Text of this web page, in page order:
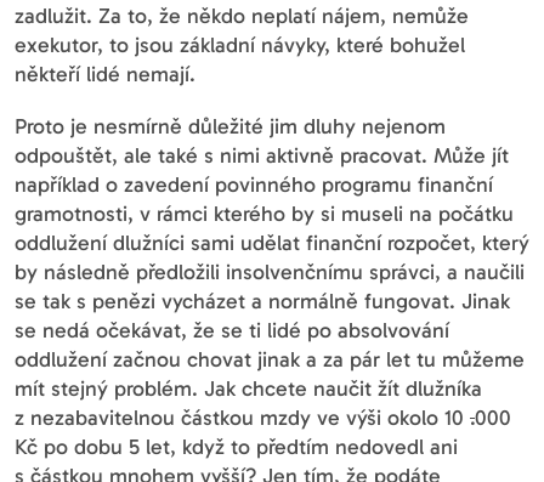
zadlužit. Za to, že někdo neplatí nájem, nemůže
exekutor, to jsou základní návyky, které bohužel
někteří lidé nemají.
Proto je nesmírně důležité jim dluhy nejenom
odpouštět, ale také s nimi aktivně pracovat. Může jít
například o zavedení povinného programu finanční
gramotnosti, v rámci kterého by si museli na počátku
oddlužení dlužníci sami udělat finanční rozpočet, který
by následně předložili insolvenčnímu správci, a naučili
se tak s penězi vycházet a normálně fungovat. Jinak
se nedá očekávat, že se ti lidé po absolvování
oddlužení začnou chovat jinak a za pár let tu můžeme
mít stejný problém. Jak chcete naučit žít dlužníka
z nezabavitelnou částkou mzdy ve výši okolo 10 .000
Kč po dobu 5 let, když to předtím nedovedl ani
s částkou mnohem vyšší? Jen tím, že podáte